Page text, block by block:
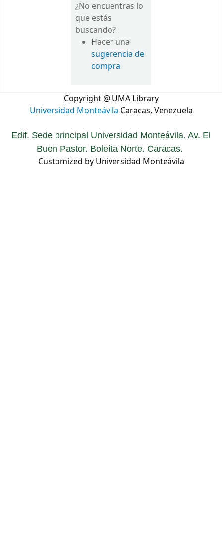
¿No encuentras lo
que estás
buscando?
Hacer una
sugerencia de
compra
Copyright @ UMA Library
Universidad Monteávila Caracas, Venezuela
Edif. Sede principal Universidad Monteávila. Av. El
Buen Pastor. Boleíta Norte. Caracas.
Customized by Universidad Monteávila